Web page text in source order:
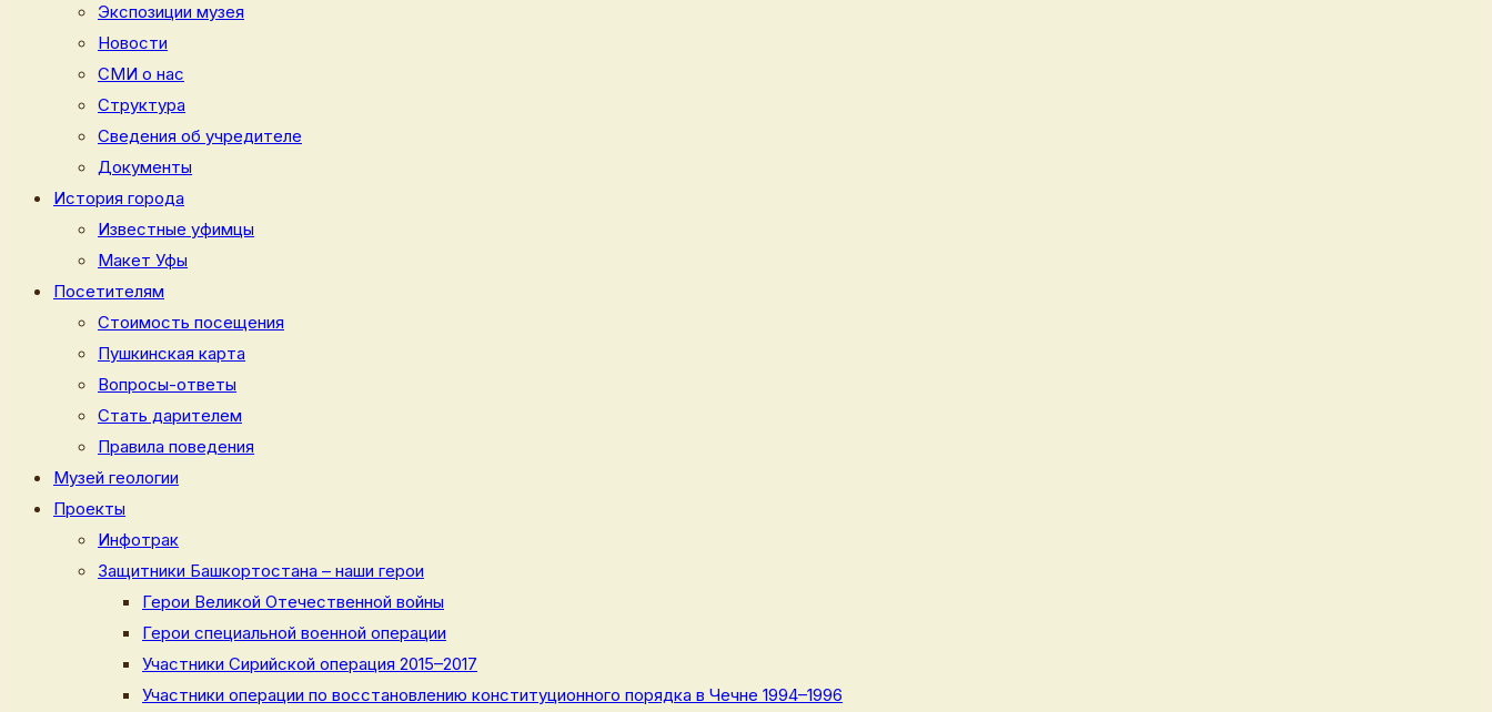
Экспозиции музея
Новости
СМИ о нас
Структура
Сведения об учредителе
Документы
История города
Известные уфимцы
Макет Уфы
Посетителям
Стоимость посещения
Пушкинская карта
Вопросы-ответы
Стать дарителем
Правила поведения
Музей геологии
Проекты
Инфотрак
Защитники Башкортостана – наши герои
Герои Великой Отечественной войны
Герои специальной военной операции
Участники Сирийской операция 2015–2017
Участники операции по восстановлению конституционного порядка в Чечне 1994–1996